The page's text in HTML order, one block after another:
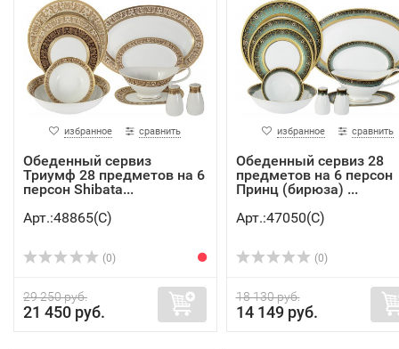
избранное сравнить
Обеденный сервиз
Триумф 28 предметов на 6
персон Shibata...
Арт.:48865(C)
(0)
29 250 руб.
21 450 руб.
избранное сравнить
Обеденный сервиз 28
предметов на 6 персон
Принц (бирюза) ...
Арт.:47050(C)
(0)
18 130 руб.
14 149 руб.